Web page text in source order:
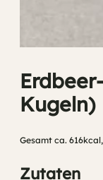
Kugeln)
Gesamt ca.
Zutaten